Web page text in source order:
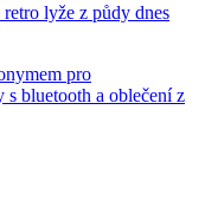
lyže z půdy dnes
pro
s bluetooth a oblečení z